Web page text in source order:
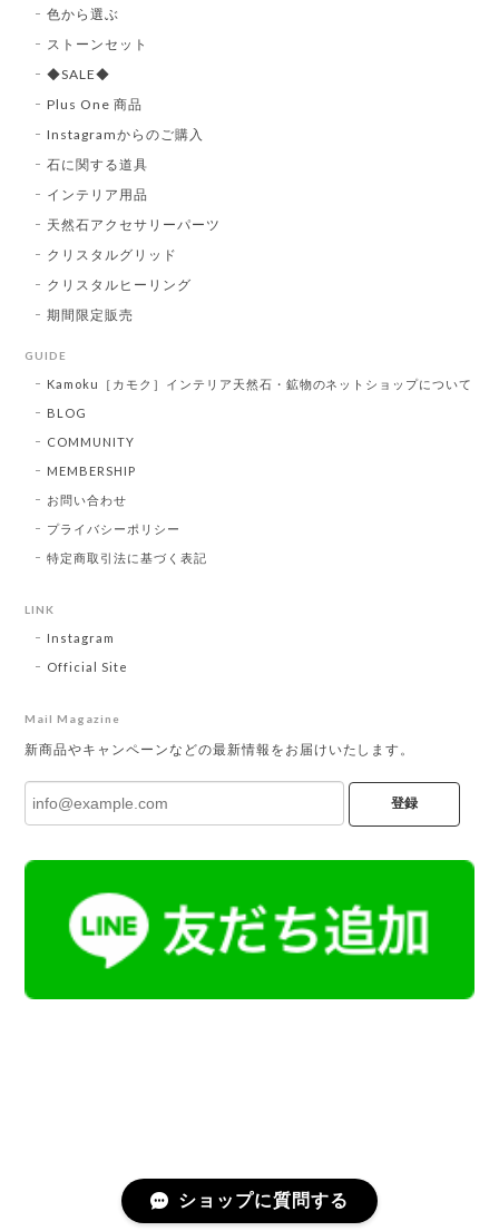
色から選ぶ
ストーンセット
◆SALE◆
Plus One 商品
Instagramからのご購入
石に関する道具
インテリア用品
天然石アクセサリーパーツ
クリスタルグリッド
クリスタルヒーリング
期間限定販売
GUIDE
Kamoku［カモク］インテリア天然石・鉱物のネットショップについて
BLOG
COMMUNITY
MEMBERSHIP
お問い合わせ
プライバシーポリシー
特定商取引法に基づく表記
LINK
Instagram
Official Site
Mail Magazine
新商品やキャンペーンなどの最新情報をお届けいたします。
登録
ショップに質問する